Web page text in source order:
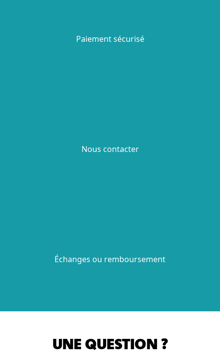
Paiement sécurisé
Nous contacter
Échanges ou remboursement
UNE QUESTION ?